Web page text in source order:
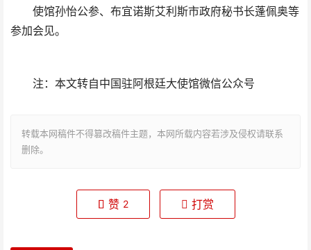
使馆孙怡公参、布宜诺斯艾利斯市政府秘书长蓬佩奥等
参加会见。
注：本文转自中国驻阿根廷大使馆微信公众号
转载本网稿件不得篡改稿件主题，本网所载内容若涉及侵权请联系
删除。
赞 2 打赏